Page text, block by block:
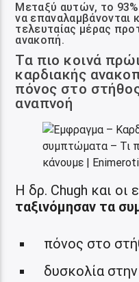
Μεταξύ αυτών, το
να επαναλαμβάνονται
τελευταίας μέρας
ανακοπή.
Τα πιο κοινά
καρδιακής
πόνος στο
αναπνοή
Η δρ. Chugh και οι
ταξινόμησαν τα
πόνος στο
δυσκολία